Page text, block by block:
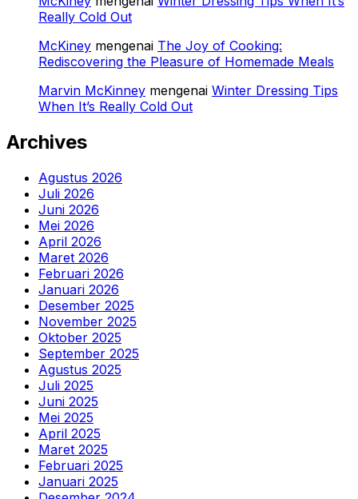
Really Cold Out
McKiney mengenai The Joy of Cooking:
Rediscovering the Pleasure of Homemade Meals
Marvin McKinney mengenai Winter Dressing Tips
When It’s Really Cold Out
Archives
Agustus 2026
Juli 2026
Juni 2026
Mei 2026
April 2026
Maret 2026
Februari 2026
Januari 2026
Desember 2025
November 2025
Oktober 2025
September 2025
Agustus 2025
Juli 2025
Juni 2025
Mei 2025
April 2025
Maret 2025
Februari 2025
Januari 2025